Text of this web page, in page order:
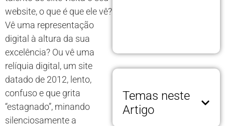
website, o que é que ele vê?
Vê uma representação
digital à altura da sua
excelência? Ou vê uma
relíquia digital, um site
datado de 2012, lento,
confuso e que grita
“estagnado”, minando
silenciosamente a
Temas neste
Artigo